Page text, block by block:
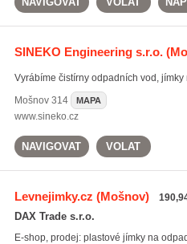
SINEKO Engineering s.r.o.
Vyrábíme čistírny odpadních vod,
Mošnov314 MAPA
www.sineko.cz
NAVIGOVAT VOLAT
Levnejimky.cz (Mošnov)
DAX Trade s.r.o.
E-shop, prodej: plastové jímky na